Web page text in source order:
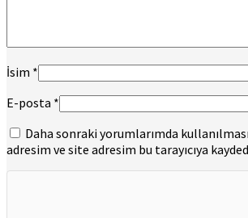
İsim *
E-posta *
Daha sonraki yorumlarımda
adresim ve site adresim bu tarayıcıya